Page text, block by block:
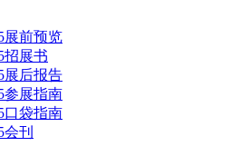
展前预览
招展书
展后报告
参展指南
口袋指南
会刊